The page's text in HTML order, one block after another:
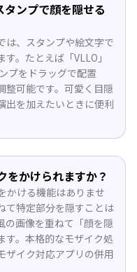
ンプで顔を隠せる
は、スタンプや絵文字で
。たとえば「VLLO」
プをドラッグで配置
整可能です。可愛く目隠
出を加えたいときに便利
かけられますか？
かける機能はありませ
て特定部分を隠すことは
の画像を重ねて「顔を隠
す。本格的なモザイク処
ザイク対応アプリの併用